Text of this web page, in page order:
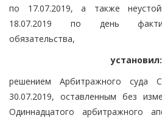
по 17.07.2019, а также
18.07.2019 по день
обязательства,
установил:
решением Арбитражного суда
30.07.2019, оставленным без
Одиннадцатого арбитражного